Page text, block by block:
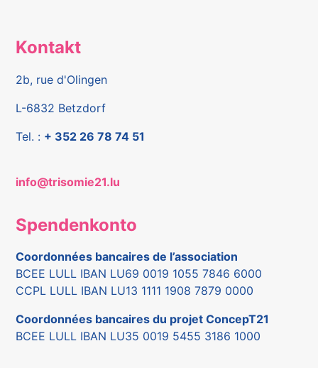
Kontakt
2b, rue d'Olingen
L-6832 Betzdorf
Tel. : + 352 26 78 74 51
info@trisomie21.lu
Spendenkonto
Coordonnées bancaires de l’association
BCEE LULL IBAN LU69 0019 1055 7846 6000
CCPL LULL IBAN LU13 1111 1908 7879 0000
Coordonnées bancaires du projet ConcepT21
BCEE LULL IBAN LU35 0019 5455 3186 1000